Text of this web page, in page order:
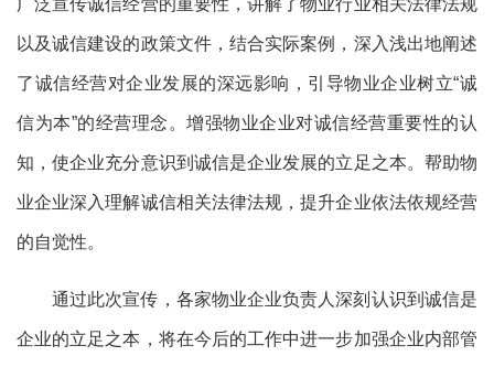
以及诚信建设的政策文件，结合实际案例，深入浅出地阐述
了诚信经营对企业发展的深远影响，引导物业企业树立“诚
信为本”的经营理念。增强物业企业对诚信经营重要性的认
知，使企业充分意识到诚信是企业发展的立足之本。帮助物
业企业深入理解诚信相关法律法规，提升企业依法依规经营
的自觉性。
通过此次宣传，各家物业企业负责人深刻认识到诚信是
企业的立足之本，将在今后的工作中进一步加强企业内部管